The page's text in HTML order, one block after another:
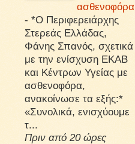
ασθενοφόρα
- *Ο Περιφερειάρχης
Στερεάς Ελλάδας,
Φάνης Σπανός, σχετικά
με την ενίσχυση ΕΚΑΒ
και Κέντρων Υγείας με
ασθενοφόρα,
ανακοίνωσε τα εξής:*
«Συνολικά, ενισχύουμε
τ...
Πριν από 20 ώρες